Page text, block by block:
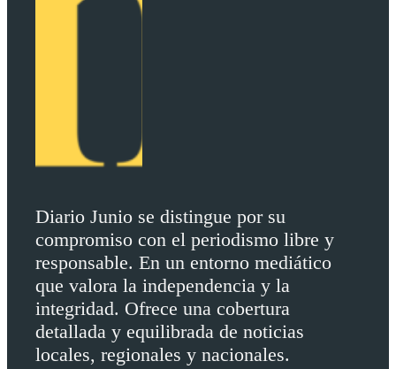
Diario Junio se distingue por su
compromiso con el periodismo libre y
responsable. En un entorno mediático
que valora la independencia y la
integridad. Ofrece una cobertura
detallada y equilibrada de noticias
locales, regionales y nacionales.